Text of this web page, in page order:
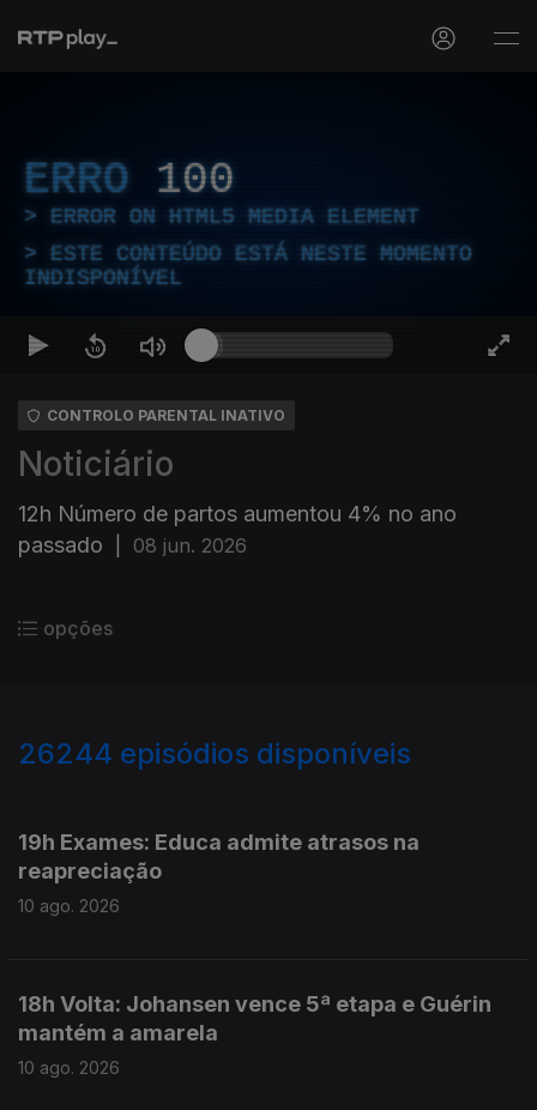
ERRO 100
ERROR ON HTML5 MEDIA ELEMENT
ESTE CONTEÚDO ESTÁ NESTE MOMENTO
INDISPONÍVEL
CONTROLO PARENTAL INATIVO
Noticiário
12h Número de partos aumentou 4% no ano
passado
08 jun. 2026
opções
26244 episódios disponíveis
19h Exames: Educa admite atrasos na
reapreciação
10 ago. 2026
18h Volta: Johansen vence 5ª etapa e Guérin
mantém a amarela
10 ago. 2026